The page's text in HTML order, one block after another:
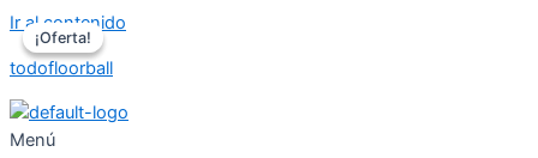
Ir al contenido
todofloorball
Menú
¡Oferta!
¡Oferta!